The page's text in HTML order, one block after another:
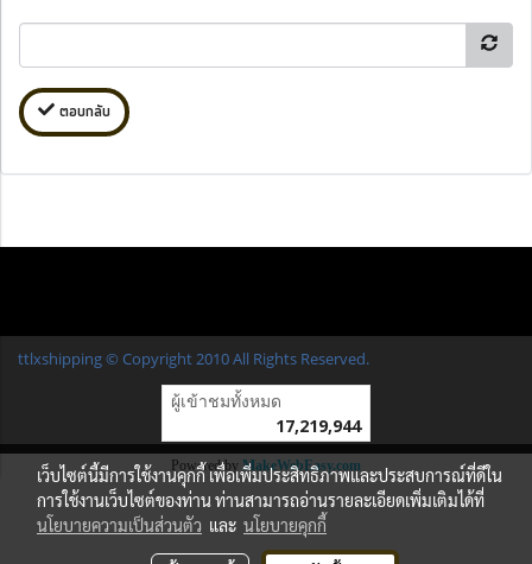
ตอบกลับ
ttlxshipping © Copyright 2010 All Rights Reserved.
ผู้เข้าชมวันนี้
Powered byMakeWebEasy.com
เว็บไซต์นี้มีการใช้งานคุกกี้ เพื่อเพิ่มประสิทธิภาพและประสบการณ์ที่ดีใน
การใช้งานเว็บไซต์ของท่าน ท่านสามารถอ่านรายละเอียดเพิ่มเติมได้ที่
นโยบายความเป็นส่วนตัว และ นโยบายคุกกี้